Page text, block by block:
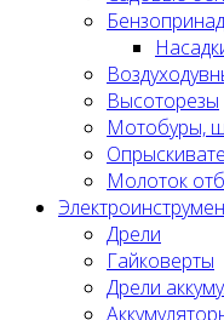
Высоторезы
Мотобуры,
Молоток
Дрели
Гайковерты
Дрели